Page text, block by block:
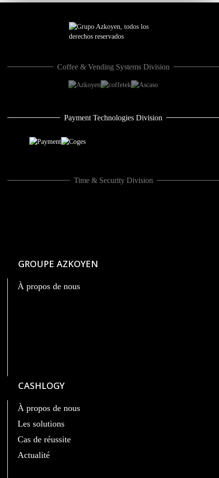
Coffee & Vending Systems Division
Payment Technologies Division
Time & Security Division
GROUPE AZKOYEN
À propos de nous
CASHLOGY
À propos de nous
Les solutions
Cas de réussite
Actualité